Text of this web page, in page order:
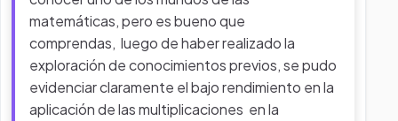
matemáticas, pero es bueno que
comprendas, luego de haber realizado la
exploración de conocimientos previos, se pudo
evidenciar claramente el bajo rendimiento en la
aplicación de las multiplicaciones en la